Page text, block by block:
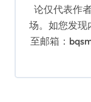
论仅代表作
场。如您发现
至邮箱：